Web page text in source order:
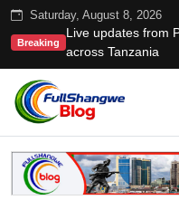
Saturday, August 8, 2026
Breaking
Live updates from
across Tanzania